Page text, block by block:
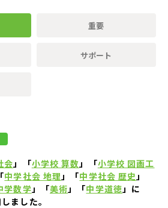
重要
サポート
会」「小学校 算数」「小学校 図画工
中学社会 地理」「中学社会 歴史」
学数学」「美術」「中学道徳」に
ました。